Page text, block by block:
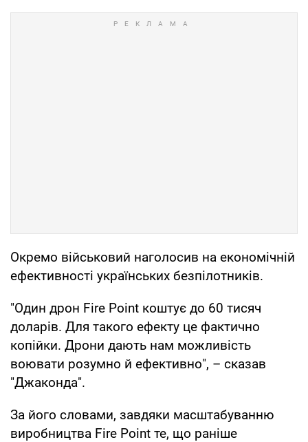
Окремо військовий наголосив на економічній
ефективності українських безпілотників.
"Один дрон Fire Point коштує до 60 тисяч
доларів. Для такого ефекту це фактично
копійки. Дрони дають нам можливість
воювати розумно й ефективно", – сказав
"Джаконда".
За його словами, завдяки масштабуванню
виробництва Fire Point те, що раніше